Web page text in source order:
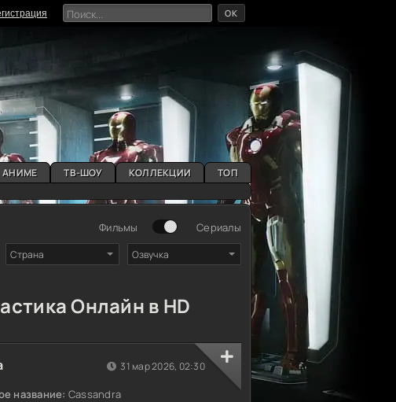
OK
АНИМЕ ТВ-ШОУ КОЛЛЕКЦИИ ТОП
Фильмы Сериалы
Страна Озвучка
Онлайн в HD
название: Cassandra
31 мар 2026, 02:30